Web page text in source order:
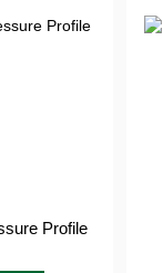
Profile